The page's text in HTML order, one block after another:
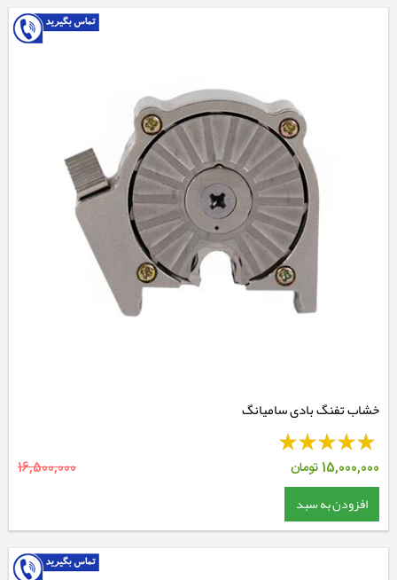
خشاب تفنگ بادی سامیانگ
15,000,000 تومان 16,500,000
افزودن به سبد